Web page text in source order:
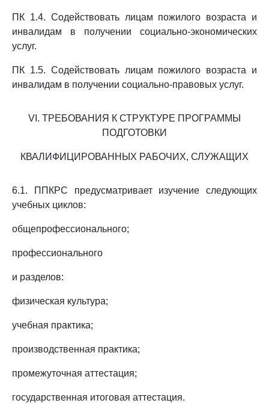
ПК 1.4. Содействовать лицам пожилого возраста и
инвалидам в получении социально-экономических
услуг.
ПК 1.5. Содействовать лицам пожилого возраста и
инвалидам в получении социально-правовых услуг.
VI. ТРЕБОВАНИЯ К СТРУКТУРЕ ПРОГРАММЫ
ПОДГОТОВКИ
КВАЛИФИЦИРОВАННЫХ РАБОЧИХ, СЛУЖАЩИХ
6.1. ППКРС предусматривает изучение следующих
учебных циклов:
общепрофессионального;
профессионального
и разделов:
физическая культура;
учебная практика;
производственная практика;
промежуточная аттестация;
государственная итоговая аттестация.